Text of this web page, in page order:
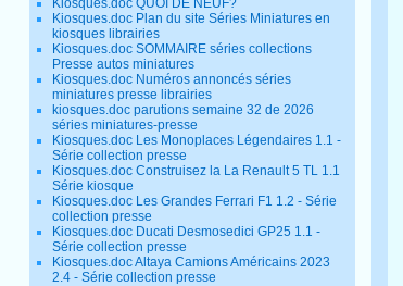
Kiosques.doc QUOI DE NEUF?
Kiosques.doc Plan du site Séries Miniatures en
kiosques librairies
Kiosques.doc SOMMAIRE séries collections
Presse autos miniatures
Kiosques.doc Numéros annoncés séries
miniatures presse librairies
kiosques.doc parutions semaine 32 de 2026
séries miniatures-presse
Kiosques.doc Les Monoplaces Légendaires 1.1 -
Série collection presse
Kiosques.doc Construisez la La Renault 5 TL 1.1
Série kiosque
Kiosques.doc Les Grandes Ferrari F1 1.2 - Série
collection presse
Kiosques.doc Ducati Desmosedici GP25 1.1 -
Série collection presse
Kiosques.doc Altaya Camions Américains 2023
2.4 - Série collection presse